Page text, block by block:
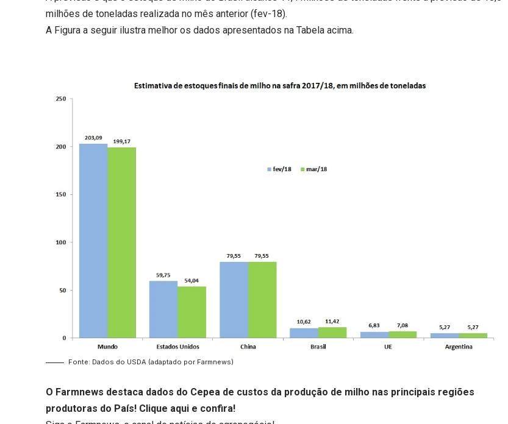
milhões de toneladas realizada no mês anterior (fev-18).
A Figura a seguir ilustra melhor os dados apresentados na Tabela acima.
Fonte: Dados do USDA (adaptado por Farmnews)
O Farmnews destaca dados do Cepea de custos da produção de milho nas principais regiões
produtoras do País! Clique aqui e confira!